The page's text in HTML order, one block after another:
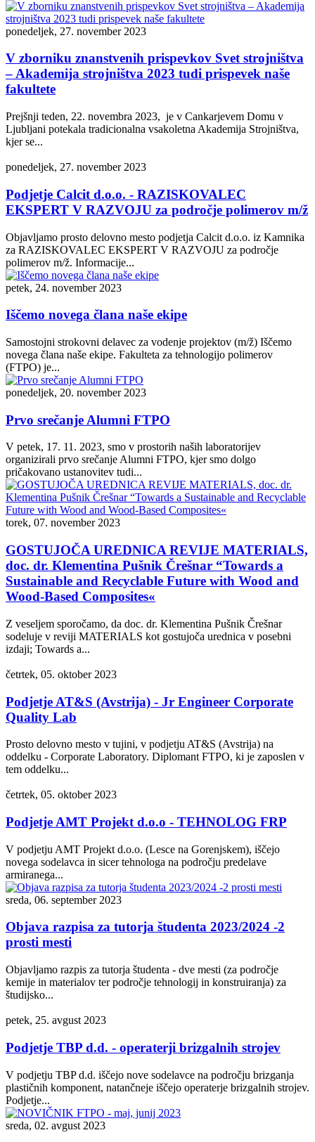
ponedeljek, 27. november 2023
V zborniku znanstvenih prispevkov Svet strojništva
– Akademija strojništva 2023 tudi prispevek naše
fakultete
Prejšnji teden, 22. novembra 2023, je v Cankarjevem Domu v
Ljubljani potekala tradicionalna vsakoletna Akademija Strojništva,
kjer se...
ponedeljek, 27. november 2023
Podjetje Calcit d.o.o. - RAZISKOVALEC
EKSPERT V RAZVOJU za področje polimerov m/ž
Objavljamo prosto delovno mesto podjetja Calcit d.o.o. iz Kamnika
za RAZISKOVALEC EKSPERT V RAZVOJU za področje
polimerov m/ž. Informacije...
petek, 24. november 2023
Iščemo novega člana naše ekipe
Samostojni strokovni delavec za vodenje projektov (m/ž) Iščemo
novega člana naše ekipe. Fakulteta za tehnologijo polimerov
(FTPO) je...
ponedeljek, 20. november 2023
Prvo srečanje Alumni FTPO
V petek, 17. 11. 2023, smo v prostorih naših laboratorijev
organizirali prvo srečanje Alumni FTPO, kjer smo dolgo
pričakovano ustanovitev tudi...
torek, 07. november 2023
GOSTUJOČA UREDNICA REVIJE MATERIALS,
doc. dr. Klementina Pušnik Črešnar “Towards a
Sustainable and Recyclable Future with Wood and
Wood-Based Composites«
Z veseljem sporočamo, da doc. dr. Klementina Pušnik Črešnar
sodeluje v reviji MATERIALS kot gostujoča urednica v posebni
izdaji; Towards a...
četrtek, 05. oktober 2023
Podjetje AT&S (Avstrija) - Jr Engineer Corporate
Quality Lab
Prosto delovno mesto v tujini, v podjetju AT&S (Avstrija) na
oddelku - Corporate Laboratory. Diplomant FTPO, ki je zaposlen v
tem oddelku...
četrtek, 05. oktober 2023
Podjetje AMT Projekt d.o.o - TEHNOLOG FRP
V podjetju AMT Projekt d.o.o. (Lesce na Gorenjskem), iščejo
novega sodelavca in sicer tehnologa na področju predelave
armiranega...
sreda, 06. september 2023
Objava razpisa za tutorja študenta 2023/2024 -2
prosti mesti
Objavljamo razpis za tutorja študenta - dve mesti (za področje
kemije in materialov ter področje tehnologij in konstruiranja) za
študijsko...
petek, 25. avgust 2023
Podjetje TBP d.d. - operaterji brizgalnih strojev
V podjetju TBP d.d. iščejo nove sodelavce na področju brizganja
plastičnih komponent, natančneje iščejo operaterje brizgalnih strojev.
Podjetje...
sreda, 02. avgust 2023